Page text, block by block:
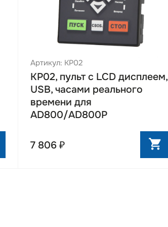
двигателями
преобразователей
работы и обновления прошивки
Артикул: KP02
KP02, пульт с LCD дисплеем,
USB, часами реального
времени для
AD800/AD800P
7 806 ₽